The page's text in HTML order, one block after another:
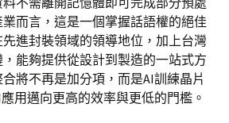
而言，這是一個掌握話語權的絕佳
進封裝領域的領導地位，加上台灣
能夠提供從設計到製造的一站式方
將不再是加分項，而是AI訓練晶片
用邁向更高的效率與更低的門檻。